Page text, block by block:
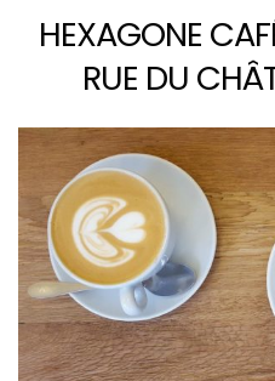
HEXAGONE
RUE DU